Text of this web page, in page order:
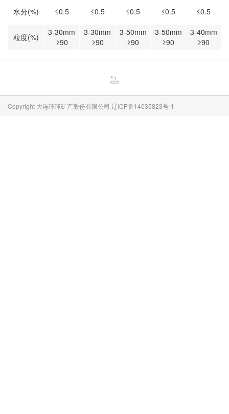
水分(%) ≤0.5 ≤0.5 ≤0.5 ≤0.5 ≤0.5
粒度(%)
3-30mm
≥90
3-30mm
≥90
3-50mm
≥90
3-50mm
≥90
3-40mm
≥90
Copyright 大连环球矿产股份有限公司 辽ICP备14035823号-1